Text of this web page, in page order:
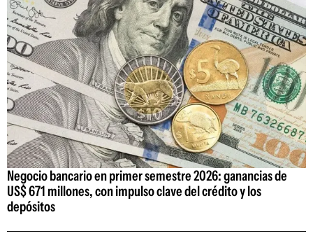
Negocio bancario en primer semestre 2026: ganancias de
US$ 671 millones, con impulso clave del crédito y los
depósitos